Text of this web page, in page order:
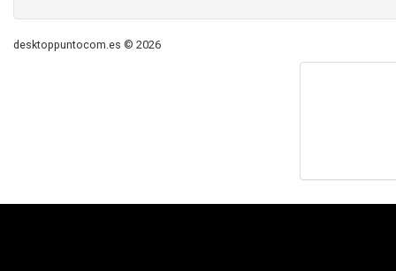
desktoppuntocom.es © 2026